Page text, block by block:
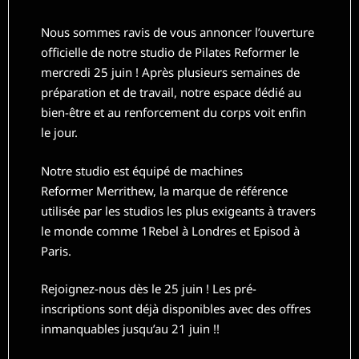
Nous sommes ravis de vous annoncer l’ouverture
officielle de notre studio de Pilates Reformer le
mercredi 25 juin ! Après plusieurs semaines de
préparation et de travail, notre espace dédié au
bien-être et au renforcement du corps voit enfin
le jour.
Notre studio est équipé de machines
Reformer Merrithew, la marque de référence
utilisée par les studios les plus exigeants à travers
le monde comme 1Rebel à Londres et Episod à
Paris.
Rejoignez-nous dès le 25 juin ! Les pré-
inscriptions sont déjà disponibles avec des offres
inmanquables jusqu’au 21 juin !!